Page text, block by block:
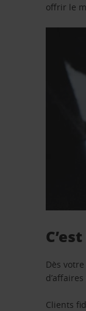
offrir le
Dès
Clients